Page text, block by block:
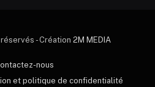
- Création 2M MEDIA
nous
et politique de confidentialité